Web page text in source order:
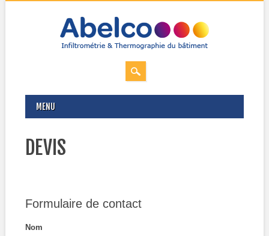
MAIN MENU
MENU
DEVIS
Formulaire de contact
Nom